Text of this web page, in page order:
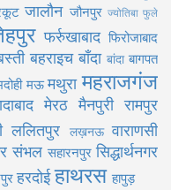
जालौन जौनपुर ज्योतिबा फुले
फर्रुखाबाद फिरोजाबाद
बहराइच बाँदा बांदा बागपत
मऊ मथुरा महराजगंज
मेरठ मैनपुरी रामपुर
ललितपुर लख़नऊ वाराणसी
संभल सहारनपुर सिद्धार्थनगर
हरदोई हाथरस हापुड़